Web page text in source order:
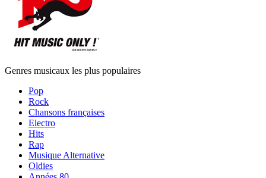
Genres musicaux les plus populaires
Pop
Rock
Chansons françaises
Electro
Hits
Rap
Musique Alternative
Oldies